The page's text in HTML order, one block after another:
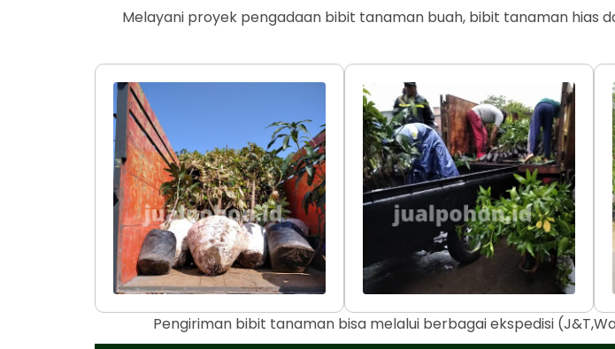
Melayani proyek pengadaan bibit tanaman buah, bibit tanaman hias
Pengiriman bibit tanaman bisa melalui berbagai ekspedisi